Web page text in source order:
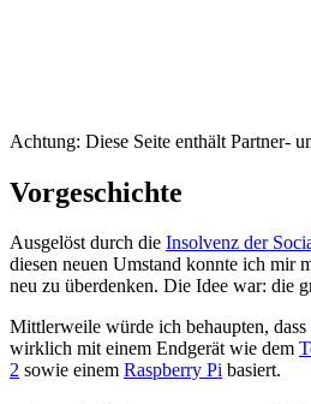
Achtung: Diese Seite enthält Partner-
Vorgeschichte
Ausgelöst durch die Insolvenz der
diesen neuen Umstand konnte ich mir
neu zu überdenken. Die Idee war: die
Mittlerweile würde ich behaupten,
wirklich mit einem Endgerät wie dem
2 sowie einem Raspberry Pi basiert.